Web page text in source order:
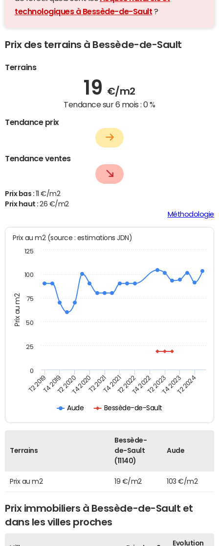
technologiques à Bessède-de-Sault ?
Prix des terrains à Bessède-de-Sault
Terrains
19 €/m2
Tendance sur 6 mois :0 %
Tendance prix
Tendance ventes
Prix bas :
11 €/m2
Prix haut :26 €/m2
Méthodologie
Prix au m2
Prix au m2 (source : estimations JDN)
Aude Bessède-de-Sault
T2 2019T4 2019T2 2020T4 2020T2 2021T4 2021T2 2022T4 2022T2 2023T4 2023T2 2024
0
25
50
75
100
125
Terrains
Bessède-
de-Sault
(11140)
Aude
Prix au m2 19 €/m2 103 €/m2
Prix immobiliers à Bessède-de-Sault et
dans les villes proches
Evolution